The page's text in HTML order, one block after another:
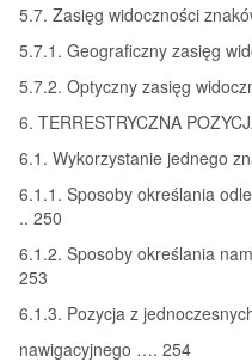
5.7. Zasięg widoczności
5.7.1. Geograficzny zasięg
5.7.2. Optyczny zasięg
6. TERRESTRYCZNA
6.1. Wykorzystanie jednego
6.1.1. Sposoby określania
.. 250
6.1.2. Sposoby określania
253
6.1.3. Pozycja z
nawigacyjnego …. 254